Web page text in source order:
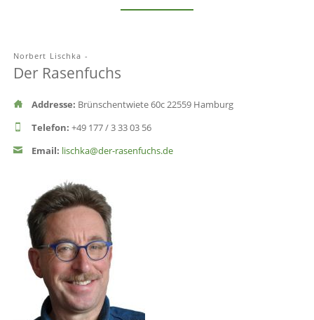
Norbert Lischka -
Der Rasenfuchs
Addresse: Brünschentwiete 60c 22559 Hamburg
Telefon: +49 177 / 3 33 03 56
Email: lischka@der-rasenfuchs.de